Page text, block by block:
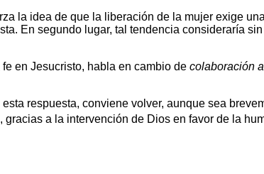
la idea de que la liberación de la mujer exige
En segundo lugar, tal tendencia consideraría
en Jesucristo, habla en cambio de colaboración
respuesta, conviene volver, aunque sea
a la intervención de Dios en favor de la